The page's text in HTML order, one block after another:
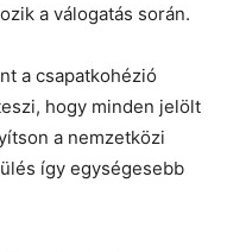
a válogatás során.
a csapatkohézió
hogy minden jelölt
a nemzetközi
így egységesebb